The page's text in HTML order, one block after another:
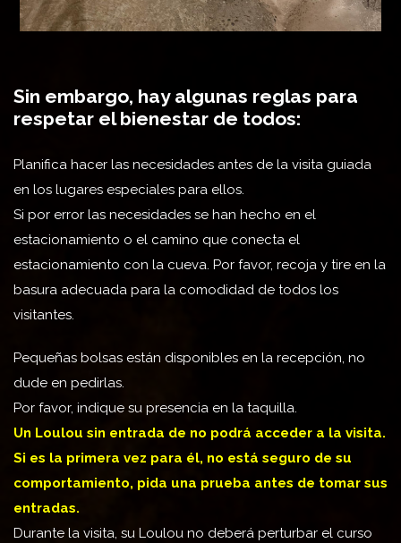
Sin embargo, hay algunas reglas para
respetar el bienestar de todos:
Planifica hacer las necesidades antes de la visita guiada
en los lugares especiales para ellos.
Si por error las necesidades se han hecho en el
estacionamiento o el camino que conecta el
estacionamiento con la cueva. Por favor, recoja y tire en la
basura adecuada para la comodidad de todos los
visitantes.
Pequeñas bolsas están disponibles en la recepción, no
dude en pedirlas.
Por favor, indique su presencia en la taquilla.
Un Loulou sin entrada de no podrá acceder a la visita.
Si es la primera vez para él, no está seguro de su
comportamiento, pida una prueba antes de tomar sus
entradas.
Durante la visita, su Loulou no deberá perturbar el curso